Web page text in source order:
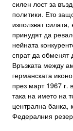
силен лост за
политики. Ето
използват
принудят да
нейната
спрат да обменят
Връзката между
германската
през март 1967 г.
така на името на
централна банка,
Федералния